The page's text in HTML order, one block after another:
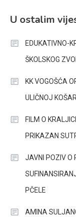
U ostalim
EDUKATIVNO-
ŠKOLSKOG
KK VOGOŠĆA
ULIČNOJ
FILM O
PRIKAZAN
JAVNI POZIV O
PČELE
AMINA